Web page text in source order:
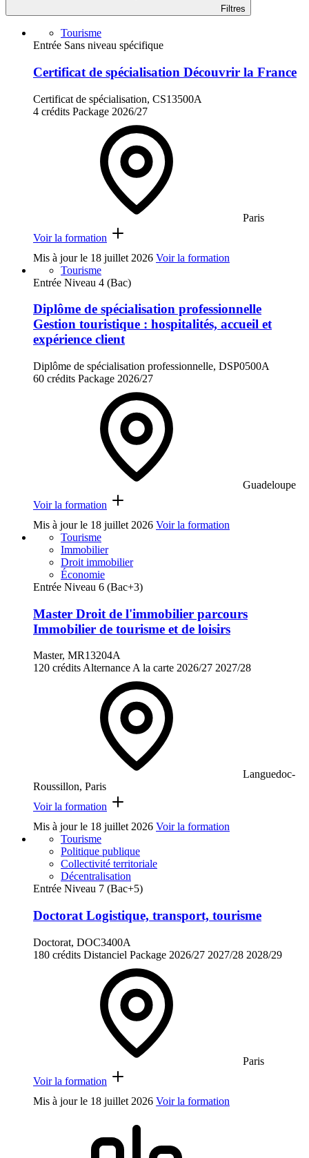
Filtres
Tourisme
Entrée Sans niveau spécifique
Certificat de spécialisation Découvrir la France
Certificat de spécialisation, CS13500A
4 crédits Package 2026/27
Paris
Voir la formation
Mis à jour le 18 juillet 2026 Voir la formation
Tourisme
Entrée Niveau 4 (Bac)
Diplôme de spécialisation professionnelle
Gestion touristique : hospitalités, accueil et
expérience client
Diplôme de spécialisation professionnelle, DSP0500A
60 crédits Package 2026/27
Guadeloupe
Voir la formation
Mis à jour le 18 juillet 2026 Voir la formation
Tourisme
Immobilier
Droit immobilier
Économie
Entrée Niveau 6 (Bac+3)
Master Droit de l'immobilier parcours
Immobilier de tourisme et de loisirs
Master, MR13204A
120 crédits Alternance A la carte 2026/27 2027/28
Languedoc-
Roussillon, Paris
Voir la formation
Mis à jour le 18 juillet 2026 Voir la formation
Tourisme
Politique publique
Collectivité territoriale
Décentralisation
Entrée Niveau 7 (Bac+5)
Doctorat Logistique, transport, tourisme
Doctorat, DOC3400A
180 crédits Distanciel Package 2026/27 2027/28 2028/29
Paris
Voir la formation
Mis à jour le 18 juillet 2026 Voir la formation